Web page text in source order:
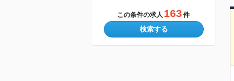
この条件の求人 163 件
検索する